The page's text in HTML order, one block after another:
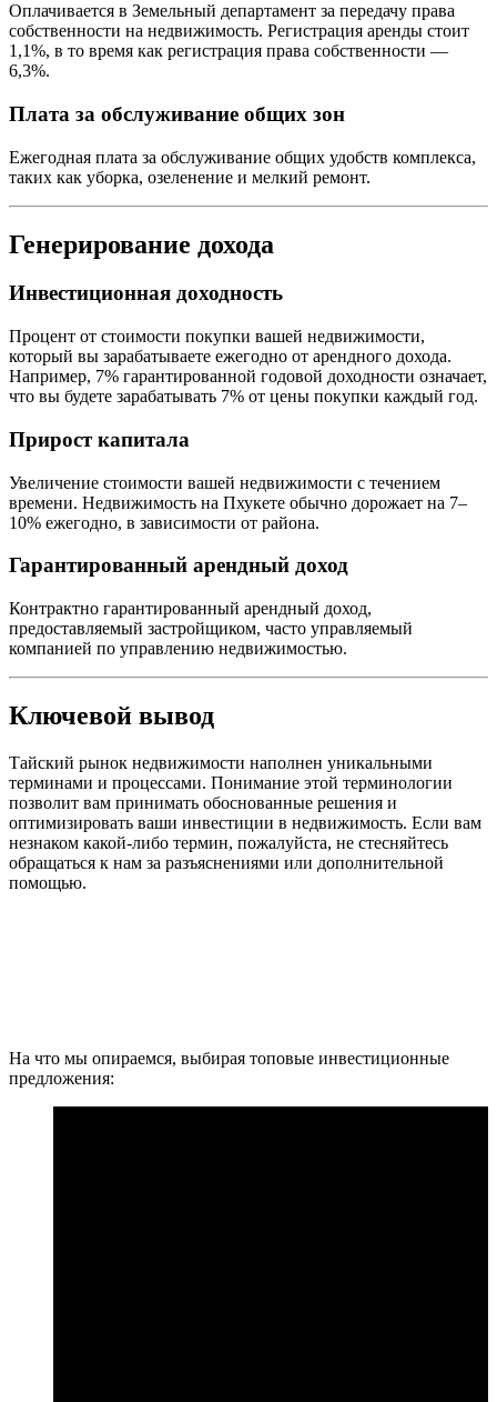
Оплачивается в Земельный департамент за передачу права
собственности на недвижимость. Регистрация аренды стоит
1,1%, в то время как регистрация права собственности —
6,3%.
Плата за обслуживание общих зон
Ежегодная плата за обслуживание общих удобств комплекса,
таких как уборка, озеленение и мелкий ремонт.
Генерирование дохода
Инвестиционная доходность
Процент от стоимости покупки вашей недвижимости,
который вы зарабатываете ежегодно от арендного дохода.
Например, 7% гарантированной годовой доходности означает,
что вы будете зарабатывать 7% от цены покупки каждый год.
Прирост капитала
Увеличение стоимости вашей недвижимости с течением
времени. Недвижимость на Пхукете обычно дорожает на 7–
10% ежегодно, в зависимости от района.
Гарантированный арендный доход
Контрактно гарантированный арендный доход,
предоставляемый застройщиком, часто управляемый
компанией по управлению недвижимостью.
Ключевой вывод
Тайский рынок недвижимости наполнен уникальными
терминами и процессами. Понимание этой терминологии
позволит вам принимать обоснованные решения и
оптимизировать ваши инвестиции в недвижимость. Если вам
незнаком какой-либо термин, пожалуйста, не стесняйтесь
обращаться к нам за разъяснениями или дополнительной
помощью.
На что мы опираемся, выбирая топовые инвестиционные
предложения: